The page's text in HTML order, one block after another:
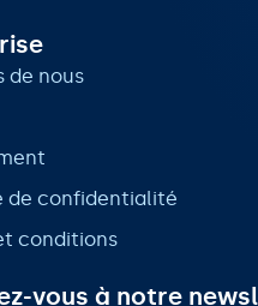
de nous
de confidentialité
conditions
vous à notre